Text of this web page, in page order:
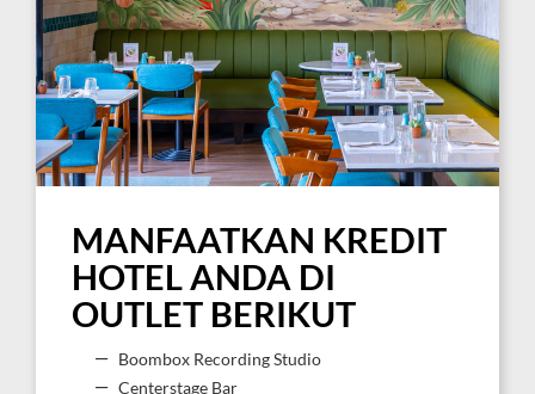
MANFAATKAN KREDIT
HOTEL ANDA DI
OUTLET BERIKUT
Boombox Recording Studio
Centerstage Bar